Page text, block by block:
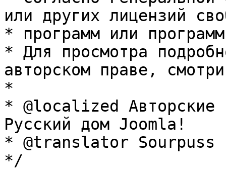
или других лицензий
* программ или
* Для просмотра
авторском праве,
*
* @localized Авторские
Русский дом Joomla!
* @translator Sourpuss
*/